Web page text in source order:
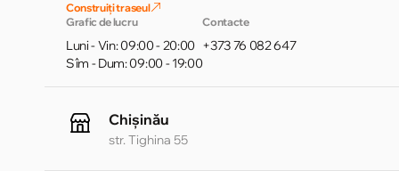
Construiți traseul
Grafic de lucru
Luni - Vin: 09:00 - 20:00
Sîm - Dum: 09:00 - 19:00
Contacte
+373 76 082 647
Chișinău
str. Tighina 55